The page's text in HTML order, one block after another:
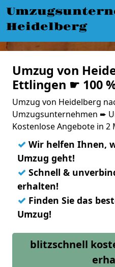
Heidelberg
Umzug von
Ettlingen ☛ 100
Umzug von Heidelberg
Umzugsunternehmen ➨
Kostenlose Angebote in 2
✓ Wir helfen Ihnen,
Umzug geht!
✓ Schnell &
erhalten!
✓ Finden Sie das
Umzug!
blitzschnell